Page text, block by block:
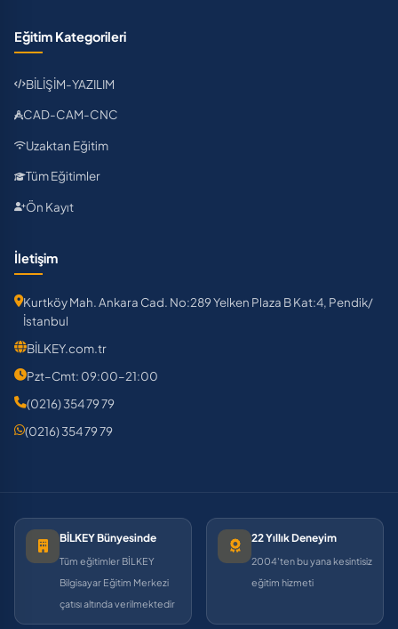
Eğitim Kategorileri
BİLİŞİM-YAZILIM
CAD-CAM-CNC
Uzaktan Eğitim
Tüm Eğitimler
Ön Kayıt
İletişim
Kurtköy Mah. Ankara Cad. No:289 Yelken Plaza B Kat:4, Pendik/
İstanbul
BİLKEY.com.tr
Pzt–Cmt: 09:00–21:00
(0216) 354 79 79
(0216) 354 79 79
BİLKEY Bünyesinde
Tüm eğitimler BİLKEY
Bilgisayar Eğitim Merkezi
çatısı altında verilmektedir
22 Yıllık Deneyim
2004'ten bu yana kesintisiz
eğitim hizmeti